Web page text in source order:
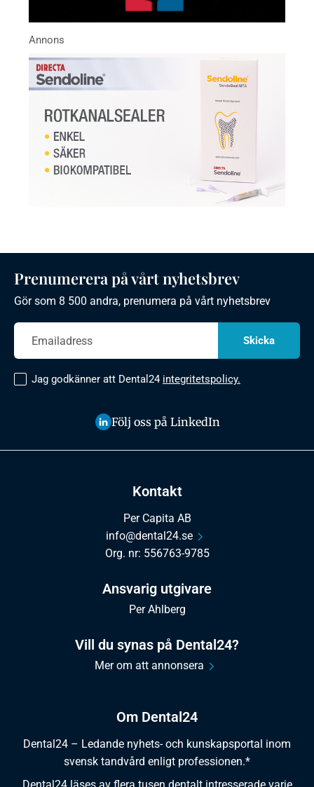
Om Dental24
Dental24 – Ledande nyhets- och kunskapsportal inom
svensk tandvård enligt professionen.*
Kontakt
Per Capita AB
info@dental24.se
Org. nr: 556763-9785
Ansvarig utgivare
Per Ahlberg
Vill du synas på Dental24?
Mer om att annonsera
Prenumerera på vårt nyhetsbrev
Gör som 8 500 andra, prenumera på vårt nyhetsbrev
Jag godkänner att Dental24 integritetspolicy.
Följ oss på LinkedIn